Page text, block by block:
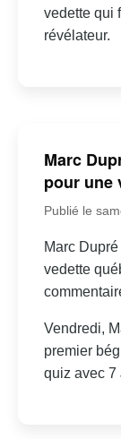
vedette qui
révélateur.
Marc
pour une
Publié le
Marc
vedette
Vendredi,
premier
quiz avec 7